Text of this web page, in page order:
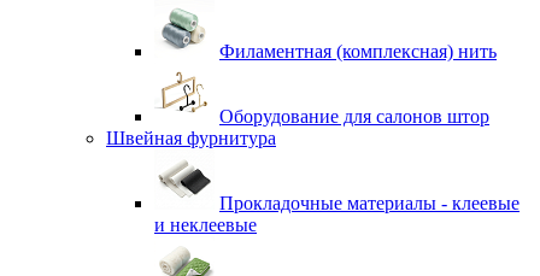
Филаментная (комплексная) нить
Оборудование для салонов штор
Швейная фурнитура
Прокладочные материалы - клеевые
и неклеевые